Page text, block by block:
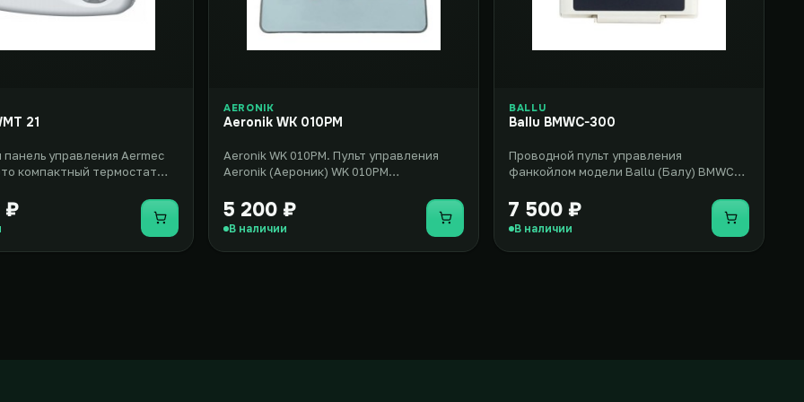
21
панель управления Aermec
компактный термостат
₽
Купить
AERONIK
Aeronik WK 010PM
Aeronik WK 010PM. Пульт управления
Aeronik (Аероник) WK 010PM
о..
5 200 ₽
В наличии Купить
BALLU
Ballu BMWC-300
Проводной пульт управления
фанкойлом модели Ballu (Балу) BMWC-
рядом..
7 500 ₽
В наличии Купить